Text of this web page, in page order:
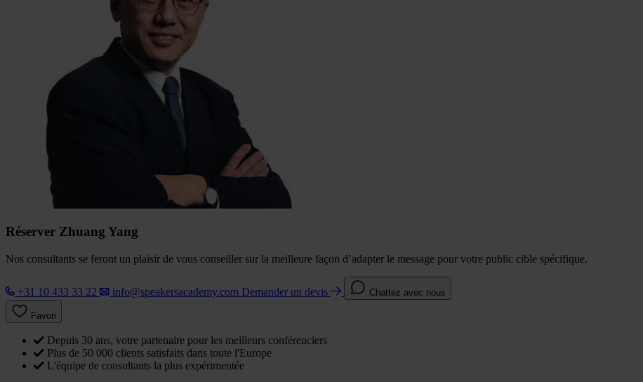
Réserver Zhuang Yang
Nos consultants se feront un plaisir de vous conseiller sur la meilleure façon d’adapter le message pour votre public cible spécifique.
+31 10 433 33 22 info@speakersacademy.com Demander un devis Chattez avec nous
Favori
Depuis 30 ans, votre partenaire pour les meilleurs conférenciers
Plus de 50 000 clients satisfaits dans toute l'Europe
L'équipe de consultants la plus expérimentée